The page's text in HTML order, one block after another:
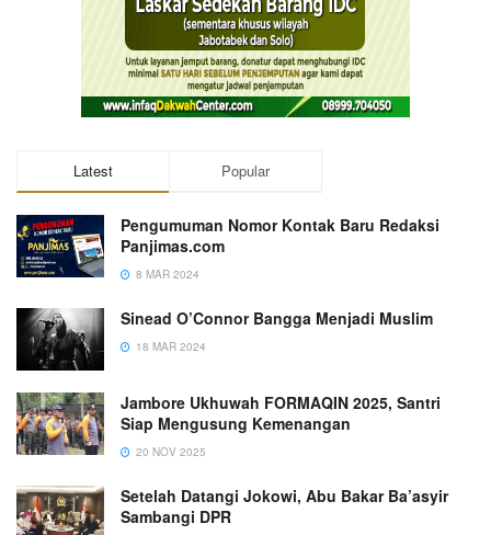
Latest Popular
Pengumuman Nomor Kontak Baru Redaksi
Panjimas.com
8 MAR 2024
Sinead O’Connor Bangga Menjadi Muslim
18 MAR 2024
Jambore Ukhuwah FORMAQIN 2025, Santri
Siap Mengusung Kemenangan
20 NOV 2025
Setelah Datangi Jokowi, Abu Bakar Ba’asyir
Sambangi DPR